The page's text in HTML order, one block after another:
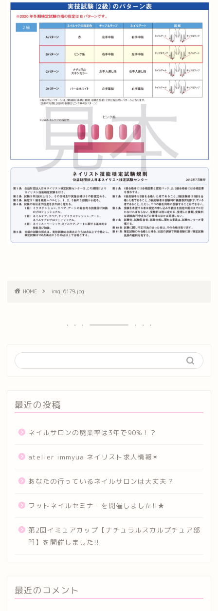
HOME img_6179.jpg
最近の投稿
ネイルサロンの廃業率は3年で90%！？
atelier immyua ネイリスト求人情報✴︎
あなたの行っているネイルサロンは大丈夫？
フットネイルセミナーを開催しました!!★
第2回イミュアカップ【ナチュラルスカルプチュア部
門】を開催しました!!
最近のコメント